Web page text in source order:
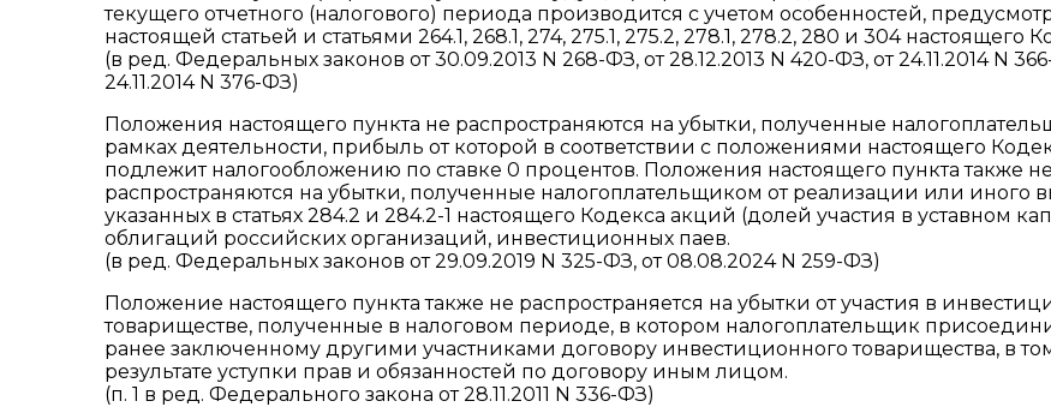
текущего отчетного (налогового) периода производится с учетом особенностей,
настоящей статьей и статьями 264.1, 268.1, 274, 275.1, 275.2, 278.1, 278.2, 280 и 304 настоящего
(в ред. Федеральных законов от 30.09.2013 N 268-ФЗ, от 28.12.2013 N 420-ФЗ, от 24.11.2014 N
24.11.2014 N 376-ФЗ)
Положения настоящего пункта не распространяются на убытки, полученные
рамках деятельности, прибыль от которой в соответствии с положениями настоящего
подлежит налогообложению по ставке 0 процентов. Положения настоящего пункта также не
распространяются на убытки, полученные налогоплательщиком от реализации или иного
указанных в статьях 284.2 и 284.2-1 настоящего Кодекса акций (долей участия в уставном
облигаций российских организаций, инвестиционных паев.
(в ред. Федеральных законов от 29.09.2019 N 325-ФЗ, от 08.08.2024 N 259-ФЗ)
Положение настоящего пункта также не распространяется на убытки от участия в
товариществе, полученные в налоговом периоде, в котором налогоплательщик
ранее заключенному другими участниками договору инвестиционного товарищества, в
результате уступки прав и обязанностей по договору иным лицом.
(п. 1 в ред. Федерального закона от 28.11.2011 N 336-ФЗ)